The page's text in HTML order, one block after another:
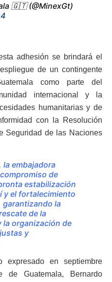
🇬🇹 (@MinexGt)
adhesión se brindará el
de un contingente
como parte del
internacional y la
humanitarias y de
con la Resolución
Seguridad de las Naciones
la embajadora
de
estabilización
y el fortalecimiento
garantizando la
de la
organización de
y
expresado en septiembre
de Guatemala, Bernardo